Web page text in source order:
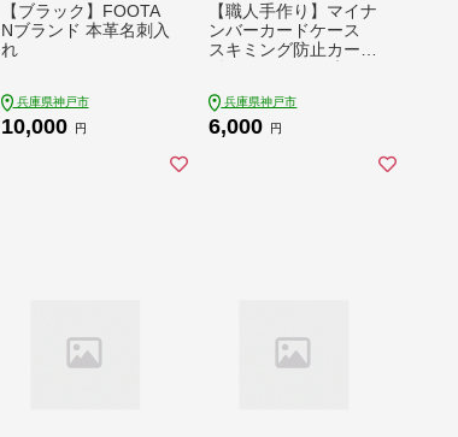
【ブラック】FOOTA
Nブランド 本革名刺入
れ
兵庫県神戸市
10,000 円
【職人手作り】マイナ
ンバーカードケース
スキミング防止カード
兵庫県神戸市
6,000 円